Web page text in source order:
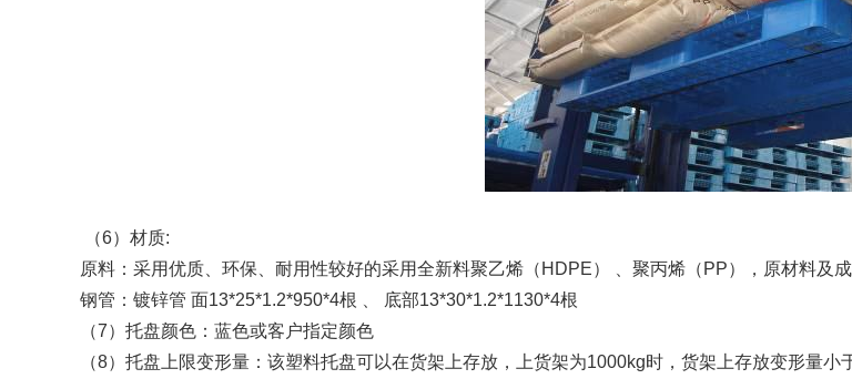
（6）材质:
原料：采用优质、环保、耐用性较好的采用全新料聚乙烯（HDPE） 、聚丙烯（PP），原材料及
钢管：镀锌管 面13*25*1.2*950*4根 、 底部13*30*1.2*1130*4根
（7）托盘颜色：蓝色或客户指定颜色
（8）托盘上限变形量：该塑料托盘可以在货架上存放，上货架为1000kg时，货架上存放变形量小